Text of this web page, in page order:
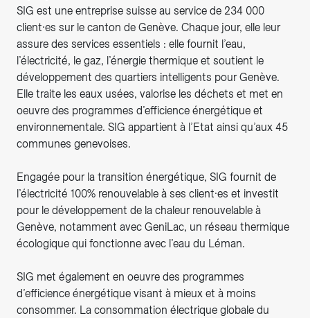
SIG est une entreprise suisse au service de 234 000
client·es sur le canton de Genève. Chaque jour, elle leur
assure des services essentiels : elle fournit l’eau,
l’électricité, le gaz, l’énergie thermique et soutient le
développement des quartiers intelligents pour Genève.
Elle traite les eaux usées, valorise les déchets et met en
oeuvre des programmes d’efficience énergétique et
environnementale. SIG appartient à l’Etat ainsi qu’aux 45
communes genevoises.
Engagée pour la transition énergétique, SIG fournit de
l’électricité 100% renouvelable à ses client·es et investit
pour le développement de la chaleur renouvelable à
Genève, notamment avec GeniLac, un réseau thermique
écologique qui fonctionne avec l’eau du Léman.
SIG met également en oeuvre des programmes
d’efficience énergétique visant à mieux et à moins
consommer. La consommation électrique globale du